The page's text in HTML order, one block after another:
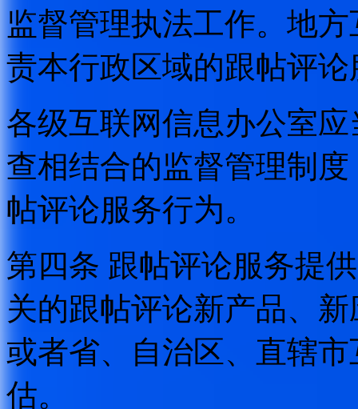
监督管理执法工作。地
责本行政区域的跟帖评
各级互联网信息办公室
查相结合的监督管理制
帖评论服务行为。
第四条 跟帖评论服务提
关的跟帖评论新产品、
或者省、自治区、直辖
估。